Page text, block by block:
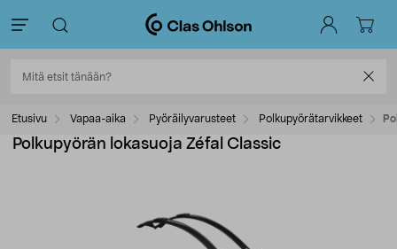
Etusivu Vapaa-aika Pyöräilyvarusteet Polkupyörätarvikkeet
Polkupyörän lokasuoja Zéfal Classic